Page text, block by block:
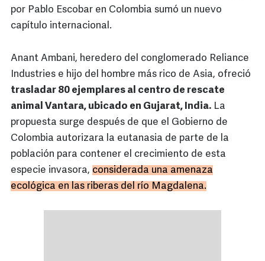
por Pablo Escobar en Colombia sumó un nuevo
capítulo internacional.
Anant Ambani, heredero del conglomerado Reliance
Industries e hijo del hombre más rico de Asia, ofreció
trasladar 80 ejemplares al centro de rescate
animal Vantara, ubicado en Gujarat, India. La
propuesta surge después de que el Gobierno de
Colombia autorizara la eutanasia de parte de la
población para contener el crecimiento de esta
especie invasora, considerada una amenaza
ecológica en las riberas del río Magdalena.